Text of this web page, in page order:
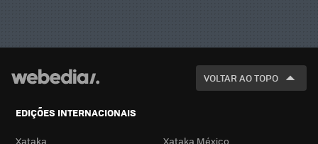
VOLTAR AO TOPO
EDIÇÕES INTERNACIONAIS
Xataka Xataka México